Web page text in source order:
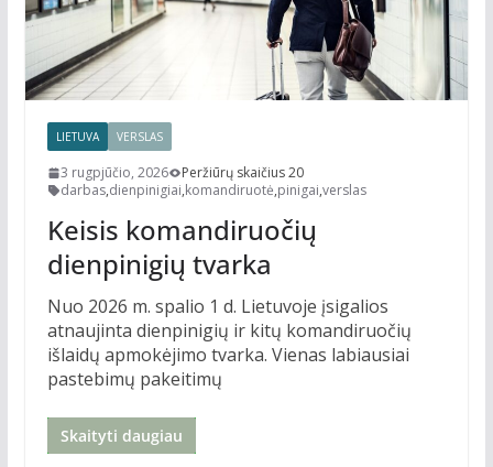
LIETUVA VERSLAS
3 rugpjūčio, 2026
Peržiūrų skaičius 20
darbas,dienpinigiai,komandiruotė,pinigai,verslas
Keisis komandiruočių
dienpinigių tvarka
Nuo 2026 m. spalio 1 d. Lietuvoje įsigalios
atnaujinta dienpinigių ir kitų komandiruočių
išlaidų apmokėjimo tvarka. Vienas labiausiai
pastebimų pakeitimų
Skaityti daugiau